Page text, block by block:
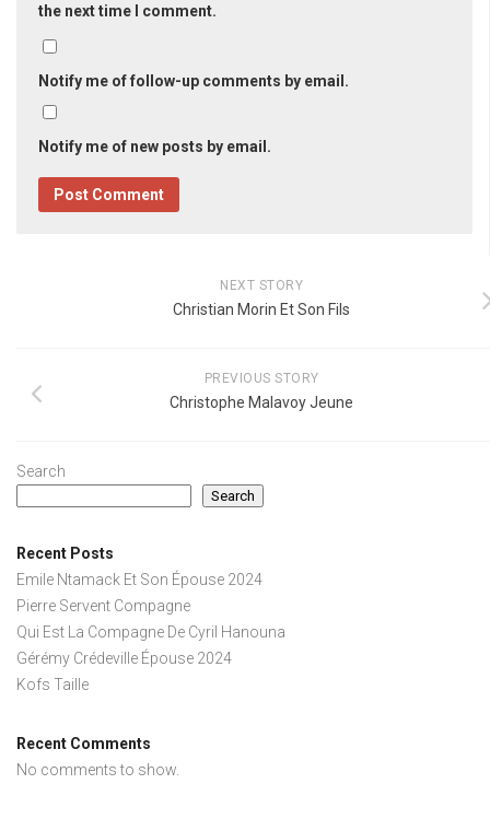
the next time I comment.
Notify me of follow-up comments by email.
Notify me of new posts by email.
NEXT STORY
Christian Morin Et Son Fils
PREVIOUS STORY
Christophe Malavoy Jeune
Search
Search
Recent Posts
Emile Ntamack Et Son Épouse 2024
Pierre Servent Compagne
Qui Est La Compagne De Cyril Hanouna
Gérémy Crédeville Épouse 2024
Kofs Taille
Recent Comments
No comments to show.